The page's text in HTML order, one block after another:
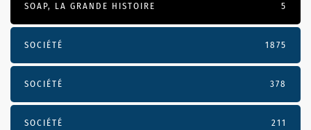
SOAP, LA GRANDE HISTOIRE 5
SOCIÉTÉ 1875
SOCIÉTÉ 378
SOCIÉTÉ 211